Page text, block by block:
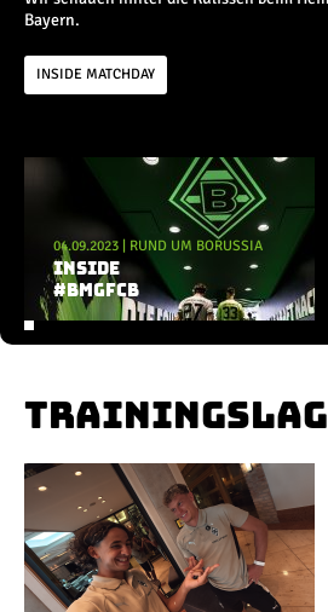
Testspiele
Interviews
Pressekonferenzen
Rund um Borussia
Trainingslager
Alle Videos
Bayern.
INSIDE MATCHDAY
Aktuelle
04.09.2023 RUND UM BORUSSIA
INSIDE
#BMGFCB